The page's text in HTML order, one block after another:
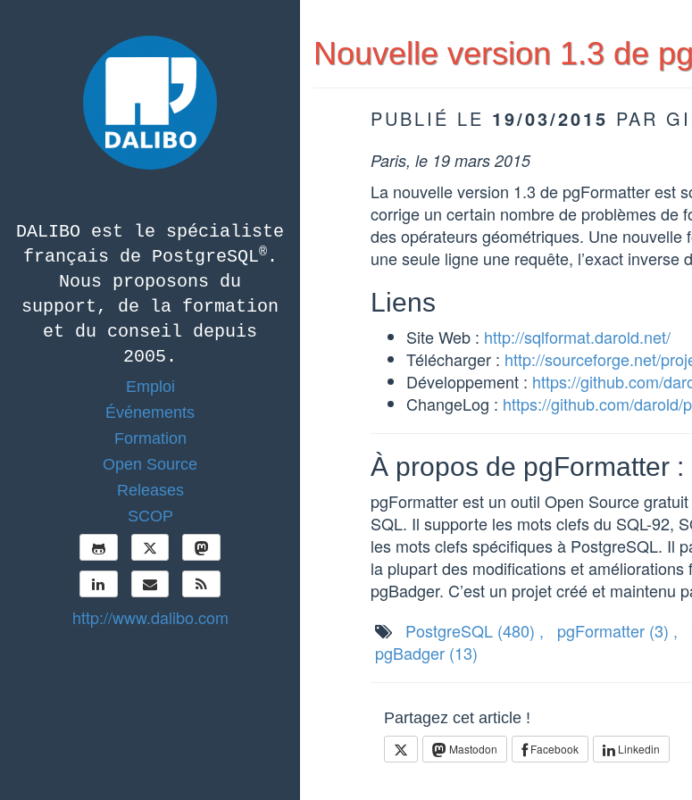
DALIBO est le spécialiste
français de PostgreSQL®.
Nous proposons du
support, de la formation
et du conseil depuis
2005.
Emploi
Événements
Formation
Open Source
Releases
SCOP
http://www.dalibo.com
Nouvelle version 1.3 de
PUBLIÉ LE 19/03/2015 PAR
Paris, le 19 mars 2015
La nouvelle version 1.3 de pgFormatter est
corrige un certain nombre de problèmes de
des opérateurs géométriques. Une
une seule ligne une requête, l’exact inverse
Liens
Site Web : http://sqlformat.darold.net/
Télécharger : http://sourceforge.net/
Développement : https://github.com/
ChangeLog : https://github.com/darold/
À propos de pgFormatter :
pgFormatter est un outil Open Source
SQL. Il supporte les mots clefs du SQL-92,
les mots clefs spécifiques à PostgreSQL. Il
la plupart des modifications et
pgBadger. C’est un projet créé et maintenu
PostgreSQL (480) , pgFormatter (3) ,
pgBadger (13)
Partagez cet article !
Mastodon Facebook Linkedin